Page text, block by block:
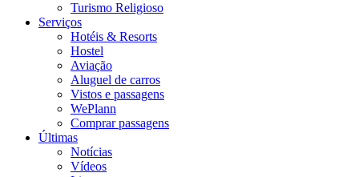
Turismo Religioso
Serviços
Hotéis & Resorts
Hostel
Aviação
Aluguel de carros
Vistos e passagens
WePlann
Comprar passagens
Últimas
Notícias
Vídeos